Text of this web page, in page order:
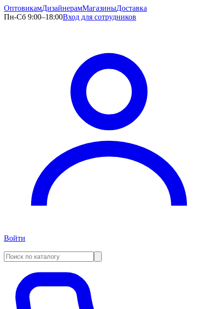
ОптовикамДизайнерамМагазиныДоставка
Пн-Сб 9:00–18:00Вход для сотрудников
Войти